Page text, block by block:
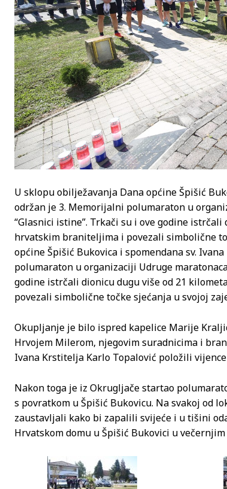
U sklopu obilježavanja Dana općine Špišić
održan je 3. Memorijalni polumaraton u
“Glasnici istine”. Trkači su i ove godine
hrvatskim braniteljima i povezali simbolične
općine Špišić Bukovica i spomendana sv.
polumaraton u organizaciji Udruge
godine istrčali dionicu dugu više od 21
povezali simbolične točke sjećanja u svojoj
Okupljanje je bilo ispred kapelice Marije
Hrvojem Milerom, njegovim suradnicima i
Ivana Krstitelja Karlo Topalović položili
Nakon toga je iz Okrugljače startao
s povratkom u Špišić Bukovicu. Na svakoj od
zaustavljali kako bi zapalili svijeće i u tišini
Hrvatskom domu u Špišić Bukovici u večernjim